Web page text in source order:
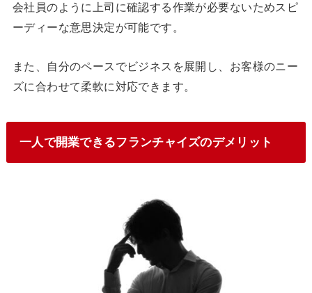
会社員のように上司に確認する作業が必要ないためスピ
ーディーな意思決定が可能です。
また、自分のペースでビジネスを展開し、お客様のニー
ズに合わせて柔軟に対応できます。
一人で開業できるフランチャイズのデメリット